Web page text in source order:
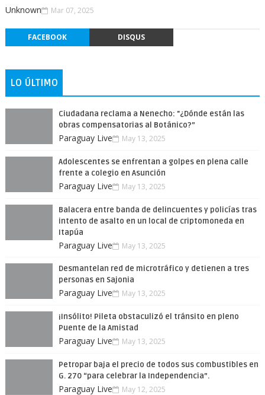
Unknown Mar 07, 2025
FACEBOOK DISQUS
LO ÚLTIMO
Ciudadana reclama a Nenecho: "¿Dónde están las
obras compensatorias al Botánico?”
Paraguay Live May 13, 2025
Adolescentes se enfrentan a golpes en plena calle
frente a colegio en Asunción
Paraguay Live May 13, 2025
Balacera entre banda de delincuentes y policías tras
intento de asalto en un local de criptomoneda en
Itapúa
Paraguay Live May 13, 2025
Desmantelan red de microtráfico y detienen a tres
personas en Sajonia
Paraguay Live May 13, 2025
¡Insólito! Pileta obstaculizó el tránsito en pleno
Puente de la Amistad
Paraguay Live May 13, 2025
Petropar baja el precio de todos sus combustibles en
G. 270 “para celebrar la Independencia”.
Paraguay Live May 12, 2025